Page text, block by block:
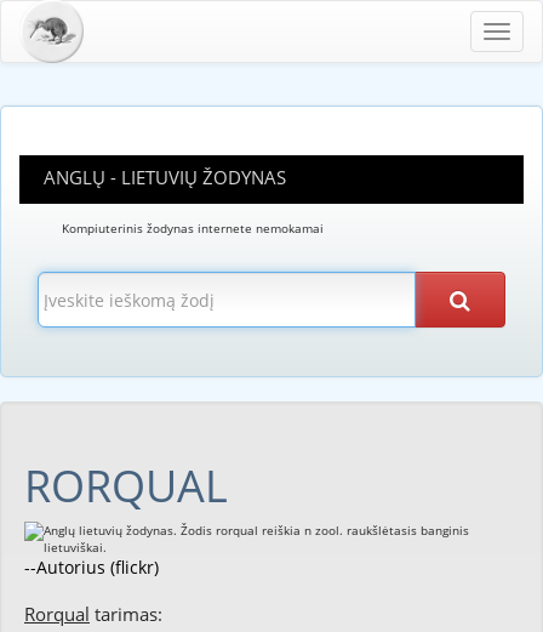
ANGLŲ - LIETUVIŲ ŽODYNAS
Kompiuterinis žodynas internete nemokamai
RORQUAL
--Autorius (flickr)
Rorqual tarimas: